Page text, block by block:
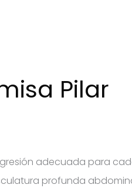
Pilar
adecuada para
profunda